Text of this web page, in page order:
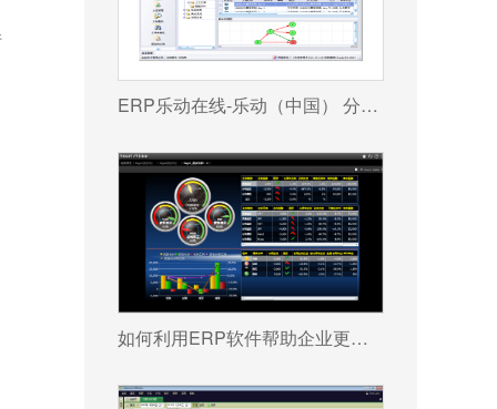
ERP乐动在线-乐动（中国） 分为哪几种类型?
如何利用ERP软件帮助企业更好地规避风险?